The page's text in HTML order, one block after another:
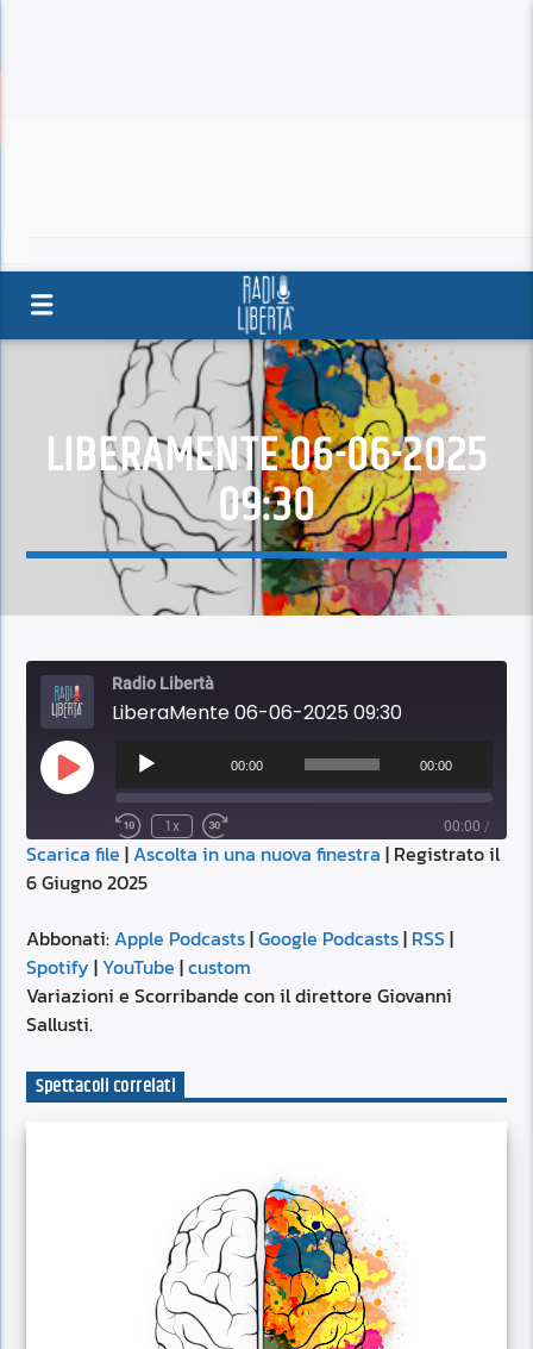
LIBERAMENTE 06-06-2025
09:30
Radio Libertà
LiberaMente 06-06-2025 09:30
Play
Episode
Audio
Player
00:00 00:00
1x 00:00 /
SUBSCRIBE SHARE
Apple Podcasts
YouTube
RSS FEED
SHARE
LINK
EMBED
Scarica file |Ascolta in una nuova finestra | Registrato il
6 Giugno 2025
Abbonati:Apple Podcasts|Google Podcasts| RSS|
Spotify | YouTube |custom
Variazioni e Scorribande con il direttore Giovanni
Sallusti.
Spettacoli correlati